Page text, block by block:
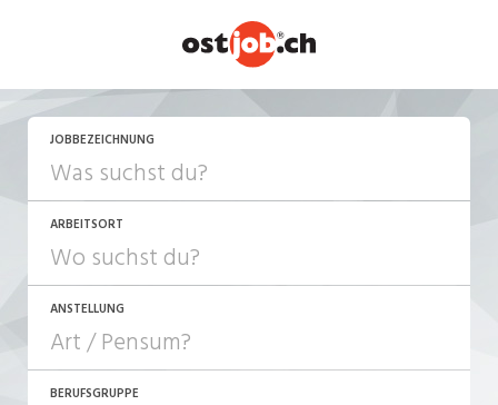
JOBBEZEICHNUNG
ARBEITSORT
ANSTELLUNG
BERUFSGRUPPE